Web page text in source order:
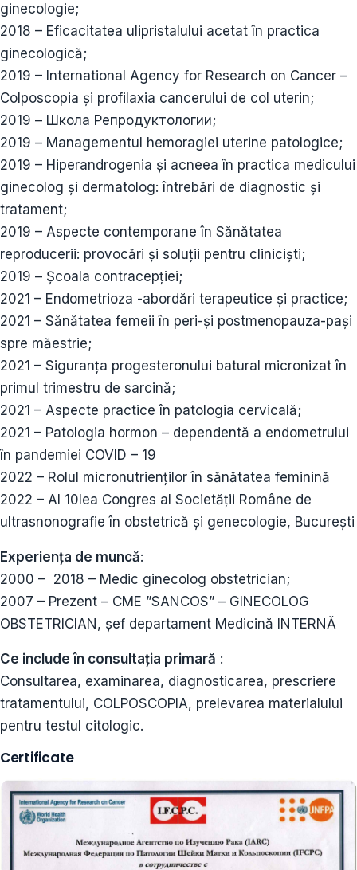
ginecologie;
2018 – Eficacitatea ulipristalului acetat în practica
ginecologică;
2019 – International Agency for Research on Cancer –
Colposcopia și profilaxia cancerului de col uterin;
2019 – Школа Репродуктологии;
2019 – Managementul hemoragiei uterine patologice;
2019 – Hiperandrogenia și acneea în practica medicului
ginecolog și dermatolog: întrebări de diagnostic și
tratament;
2019 – Aspecte contemporane în Sănătatea
reproducerii: provocări și soluții pentru cliniciști;
2019 – Școala contracepției;
2021 – Endometrioza -abordări terapeutice și practice;
2021 – Sănătatea femeii în peri-și postmenopauza-pași
spre măestrie;
2021 – Siguranța progesteronului batural micronizat în
primul trimestru de sarcină;
2021 – Aspecte practice în patologia cervicală;
2021 – Patologia hormon – dependentă a endometrului
în pandemiei COVID – 19
2022 – Rolul micronutrienților în sănătatea feminină
2022 – Al 10lea Congres al Societății Române de
ultrasnonografie în obstetrică și genecologie, București
Experiența de muncă:
2000 – 2018 – Medic ginecolog obstetrician;
2007 – Prezent – CME ”SANCOS” – GINECOLOG
OBSTETRICIAN, șef departament Medicină INTERNĂ
Ce include în consultația primară :
Consultarea, examinarea, diagnosticarea, prescriere
tratamentului, COLPOSCOPIA, prelevarea materialului
pentru testul citologic.
Certificate